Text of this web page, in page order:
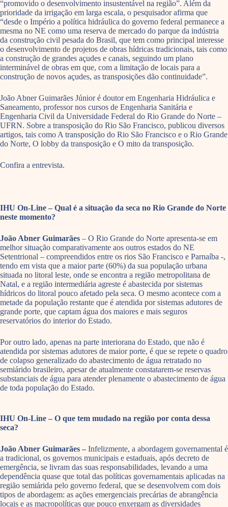
“promovido o desenvolvimento insustentável na região”. Além da
prioridade da irrigação em larga escala, o pesquisador afirma que
“desde o Império a política hidráulica do governo federal permanece a
mesma no NE como uma reserva de mercado do parque da indústria
da construção civil pesada do Brasil, que tem como principal interesse
o desenvolvimento de projetos de obras hídricas tradicionais, tais como
a construção de grandes açudes e canais, seguindo um plano
interminável de obras em que, com a limitação de locais para a
construção de novos açudes, as transposições dão continuidade”.
João Abner Guimarães Júnior é doutor em Engenharia Hidráulica e
Saneamento, professor nos cursos de Engenharia Sanitária e
Engenharia Civil da Universidade Federal do Rio Grande do Norte –
UFRN. Sobre a transposição do Rio São Francisco, publicou diversos
artigos, tais como A transposição do Rio São Francisco e o Rio Grande
do Norte, O lobby da transposição e O mito da transposição.
Confira a entrevista.
IHU On-Line – Qual é a situação da seca no Rio Grande do Norte
neste momento?
João Abner Guimarães – O Rio Grande do Norte apresenta-se em
melhor situação comparativamente aos outros estados do NE
Setentrional – compreendidos entre os rios São Francisco e Parnaíba -,
tendo em vista que a maior parte (60%) da sua população urbana
situada no litoral leste, onde se encontra a região metropolitana de
Natal, e a região intermediária agreste é abastecida por sistemas
hídricos do litoral pouco afetado pela seca. O mesmo acontece com a
metade da população restante que é atendida por sistemas adutores de
grande porte, que captam água dos maiores e mais seguros
reservatórios do interior do Estado.
Por outro lado, apenas na parte interiorana do Estado, que não é
atendida por sistemas adutores de maior porte, é que se repete o quadro
de colapso generalizado do abastecimento de água retratado no
semiárido brasileiro, apesar de atualmente constatarem-se reservas
substanciais de água para atender plenamente o abastecimento de água
de toda população do Estado.
IHU On-Line – O que tem mudado na região por conta dessa
seca?
João Abner Guimarães – Infelizmente, a abordagem governamental é
a tradicional, os governos municipais e estaduais, após decreto de
emergência, se livram das suas responsabilidades, levando a uma
dependência quase que total das políticas governamentais aplicadas na
região semiárida pelo governo federal, que se desenvolvem com dois
tipos de abordagem: as ações emergenciais precárias de abrangência
locais e as macropolíticas que pouco enxergam as diversidades